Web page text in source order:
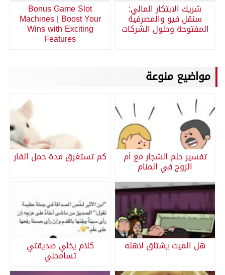
شريك الابتكار المالي:
سنقل فيو والمصرفية
المفتوحة وحلول الشركات
Bonus Game Slot
Machines | Boost Your
Wins with Exciting
Features
مواضيع منوعة
تفسير حلم الشجار مع أم
الزوج في المنام
كم تستغرق مدة حمل الفار
هل الميت يشتاق لاهله كلام يخلي صديقتي
تسامحني